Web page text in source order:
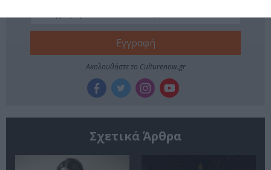
Ακολουθήστε το Culturenow.gr
Σχετικά Άρθρα